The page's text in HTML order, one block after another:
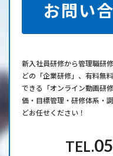
お問い
新⼊社員研修から管理職研
どの「企業研修」、有料無
できる「オンライン動画研
価・目標管理・研修体系・
どお任せください！
TEL.